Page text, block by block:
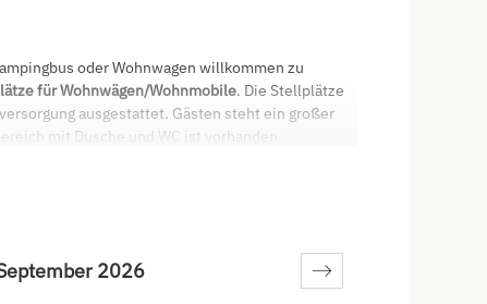
oder Wohnwagen willkommen zu
für Wohnwägen/Wohnmobile. Die Stellplätze
ausgestattet. Gästen steht ein großer
mit Dusche und WC ist vorhanden.
2026